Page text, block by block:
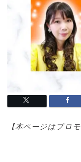
【本ページはプロモ